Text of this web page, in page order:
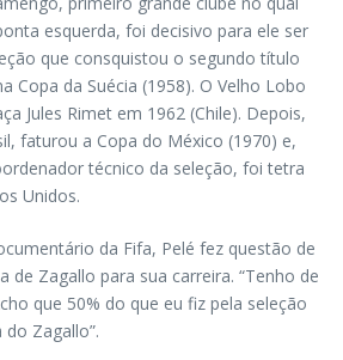
esquerda, foi decisivo para ele ser
que consquistou o segundo título
Copa da Suécia (1958). O Velho Lobo
Jules Rimet em 1962 (Chile). Depois,
faturou a Copa do México (1970) e,
técnico da seleção, foi tetra
Unidos.
da Fifa, Pelé fez questão de
de Zagallo para sua carreira. “Tenho de
que 50% do que eu fiz pela seleção
Zagallo”.